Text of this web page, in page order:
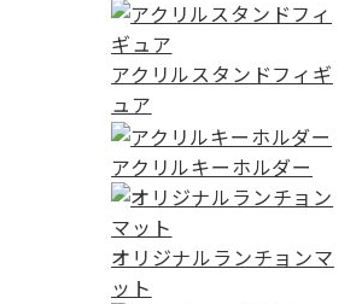
アクリルスタンドフィギ
ュア
アクリルキーホルダー
オリジナルランチョンマ
ット